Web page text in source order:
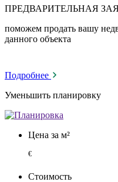
ПРЕДВАРИТЕЛЬНАЯ
поможем продать вашу
данного объекта
Подробнее
Уменьшить планировку
Цена за м²
€
Стоимость